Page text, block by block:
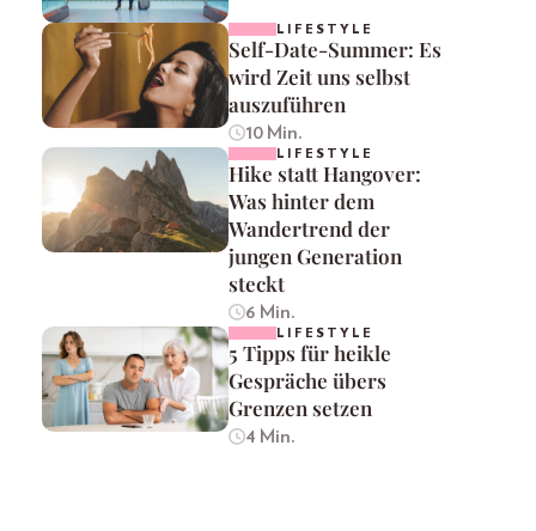
LIFESTYLE
Self-Date-Summer: Es
wird Zeit uns selbst
auszuführen
10 Min.
LIFESTYLE
Hike statt Hangover:
Was hinter dem
Wandertrend der
jungen Generation
steckt
6 Min.
LIFESTYLE
5 Tipps für heikle
Gespräche übers
Grenzen setzen
4 Min.